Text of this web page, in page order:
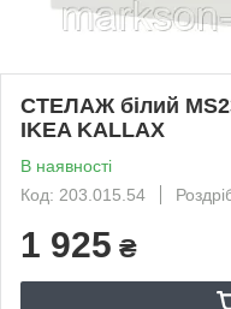
СТЕЛАЖ білий
IKEA KALLAX
В наявності
Код: 203.015.54
1 925 ₴